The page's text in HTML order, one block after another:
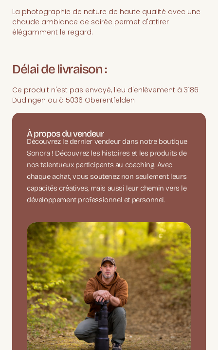
La photographie de nature de haute qualité avec une
chaude ambiance de soirée permet d'attirer
élégamment le regard.
Délai de livraison :
Ce produit n'est pas envoyé, lieu d'enlèvement à 3186
Düdingen ou à 5036 Oberentfelden
À propos du vendeur
Découvrez le dernier vendeur dans notre boutique
Sonora ! Découvrez les histoires et les produits de
nos talentueux participants au coaching. Avec
chaque achat, vous soutenez non seulement leurs
capacités créatives, mais aussi leur chemin vers le
développement professionnel et personnel.